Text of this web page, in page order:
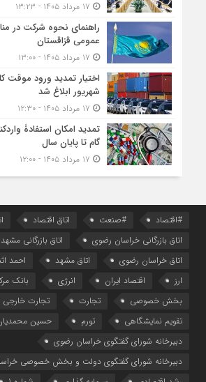
راهنمای نحوه شرکت در
عمومی قزاقستان
اختیار تمدید ورود موقت
شهریور ابلاغ شد
تمدید امکان استفادۀ
گام تا پایان سال
#اقتصاد #صنعت اتاق اقتصاد
اتاق بازرگانی خراسان رضوی
اتاق بازرگانی مشهد
اتاق خراسان رضوی
اتاق مشهد
احمد
ارز
اقتصاد ایران انرژی
بانک
بخش خصوصی
تجارت تجارت خارجی
تقویم نمایشگاهی
تورم
حسین
دبیرخانه شورای گفتگوی خراسان رضوی
دبیرخانه شورای گفتگوی دولت و بخش خصوصی